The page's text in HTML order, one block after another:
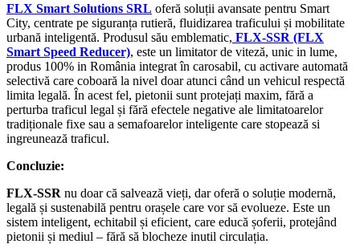
FLX Smart Solutions SRL oferă soluții avansate pentru Smart
City, centrate pe siguranța rutieră, fluidizarea traficului și mobilitate
urbană inteligentă. Produsul său emblematic, FLX‑SSR (FLX
Smart Speed Reducer), este un limitator de viteză, unic in lume,
produs 100% in România integrat în carosabil, cu activare automată
selectivă care coboară la nivel doar atunci când un vehicul respectă
limita legală. În acest fel, pietonii sunt protejați maxim, fără a
perturba traficul legal și fără efectele negative ale limitatoarelor
tradiționale fixe sau a semafoarelor inteligente care stopează si
ingreunează traficul.
Concluzie:
FLX-SSR nu doar că salvează vieți, dar oferă o soluție modernă,
legală și sustenabilă pentru orașele care vor să evolueze. Este un
sistem inteligent, echitabil și eficient, care educă șoferii, protejând
pietonii și mediul – fără să blocheze inutil circulația.